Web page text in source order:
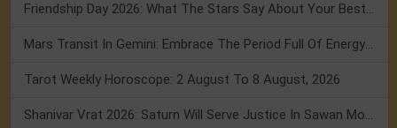
Tarot Weekly Horoscope: 2 August To 8 August, 2026